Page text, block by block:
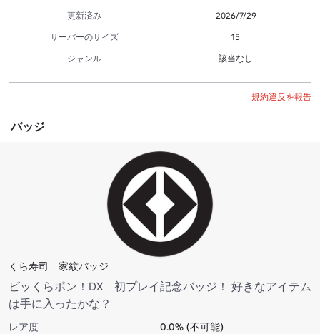
更新済み
2026/7/29
サーバーのサイズ
15
ジャンル
該当なし
規約違反を報告
バッジ
くら寿司 家紋バッジ
ビッくらポン！DX 初プレイ記念バッジ！ 好きなアイテム
は手に入ったかな？
レア度
0.0% (不可能)